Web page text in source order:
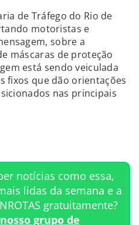
de Tráfego do Rio de
motoristas e
sobre a
máscaras de proteção
está sendo veiculada
fixos que dão orientações
nas principais
notícias como essa,
lidas da semana e a
gratuitamente?
grupo de